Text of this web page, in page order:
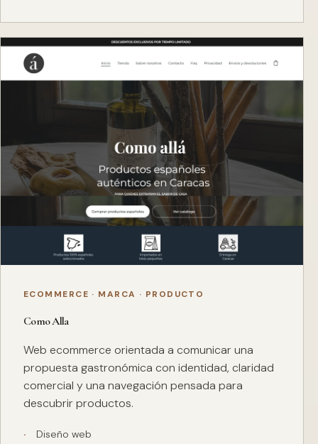
ECOMMERCE · MARCA · PRODUCTO
Como Alla
Web ecommerce orientada a comunicar una
propuesta gastronómica con identidad, claridad
comercial y una navegación pensada para
descubrir productos.
Diseño web